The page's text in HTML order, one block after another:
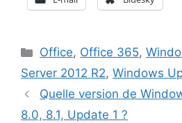
Catégories
Office, Office 365,
Server 2012 R2, Windows
Quelle version de
8.0, 8.1, Update 1 ?